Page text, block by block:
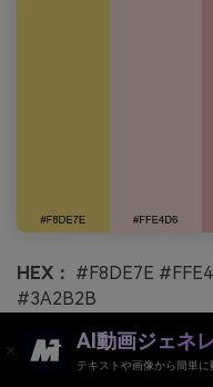
HEX： #F8DE7E
#3A2B2B
雰囲気：ロマンチック
最適な用途：
結婚式招
AI動画ジェネ
テキストや画像から簡単に